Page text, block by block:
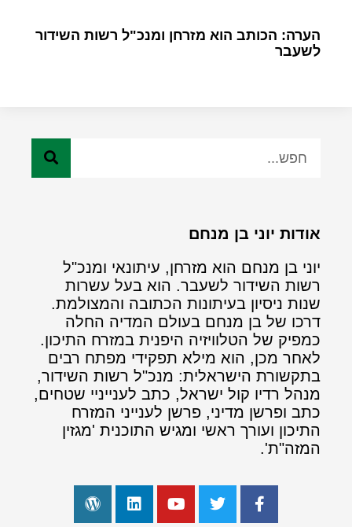
הערה: הכותב הוא מזרחן ומנכ"ל רשות השידור
לשעבר
אודות יוני בן מנחם
יוני בן מנחם הוא מזרחן, עיתונאי ומנכ"ל
רשות השידור לשעבר. הוא בעל עשרות
שנות ניסיון בעיתונות הכתובה והמצולמת.
דרכו של בן מנחם בעולם המדיה החלה
כמפיק של הטלוויזיה היפנית במזרח התיכון.
לאחר מכן, הוא מילא תפקידי מפתח רבים
בתקשורת הישראלית: מנכ"ל רשות השידור,
מנהל רדיו קול ישראל, כתב לענייניי שטחים,
כתב ופרשן מדיני, פרשן לענייני המזרח
התיכון ועורך ראשי ומגיש התוכנית 'מגזין
המזה"ת'.